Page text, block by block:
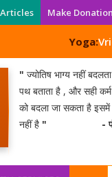
Articles Make Donation
Yoga:
" ज्योतिष भाग्य नहीं
पथ बताता है , और सही
को बदला जा सकता है
नहीं है " -